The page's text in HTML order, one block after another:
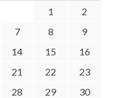
1
2
7 8
9
14 15
16
21 22
23
28 29
30